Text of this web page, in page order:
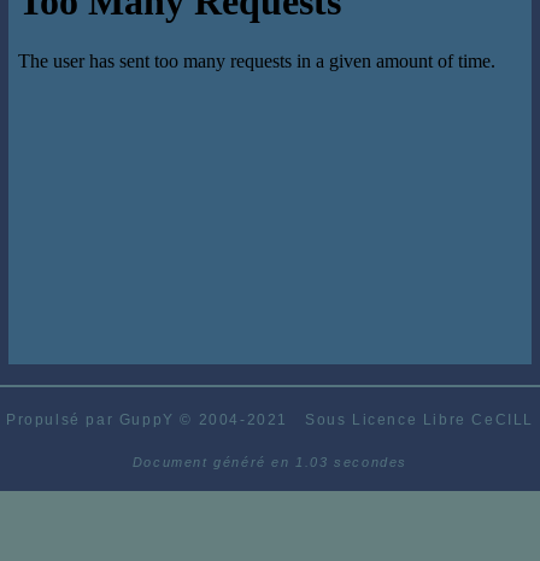
Propulsé par GuppY© 2004-2021 Sous Licence Libre CeCILL
Document généré en 1.03 secondes